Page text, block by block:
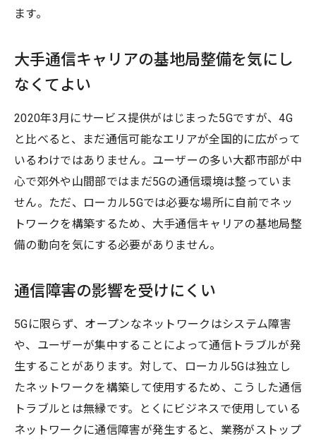
ます。
大手通信キャリアの基地局整備を気にし
なくてよい
2020年3月にサービス提供がはじまった5Gですが、4G
と比べると、まだ通信可能なエリアが全国的に広がって
いるわけではありません。ユーザーの多い大都市部が中
心で郊外や山間部ではまだ5Gの通信環境は整っていま
せん。ただ、ローカル5Gでは必要な場所に自前でネッ
トワークを構築するため、大手通信キャリアの基地局整
備の動向を気にする必要がありません。
通信障害の影響を受けにくい
5Gに限らず、オープンなネットワークはシステム障害
や、ユーザーが集中することによって通信トラブルが発
生することがあります。対して、ローカル5Gは独立し
たネットワークを構築して使用するため、こうした通信
トラブルとは無縁です。とくにビジネスで使用している
ネットワークに通信障害が発生すると、業務がストップ